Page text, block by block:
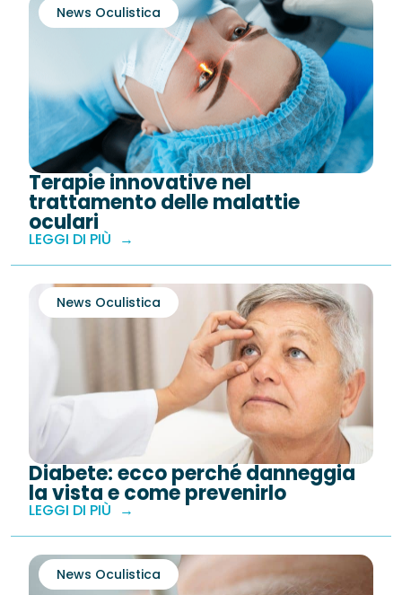
Terapie innovative nel
trattamento delle malattie
oculari
News Oculistica
LEGGI DI PIÙ
Diabete: ecco perché danneggia
la vista e come prevenirlo
News Oculistica
LEGGI DI PIÙ
News Oculistica